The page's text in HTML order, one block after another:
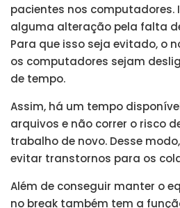
pacientes nos computadores.
alguma alteração pela falta
Para que isso seja evitado, o
os computadores sejam
de tempo.
Assim, há um tempo
arquivos e não correr o risco
trabalho de novo. Desse
evitar transtornos para os
Além de conseguir manter o
no break também tem a